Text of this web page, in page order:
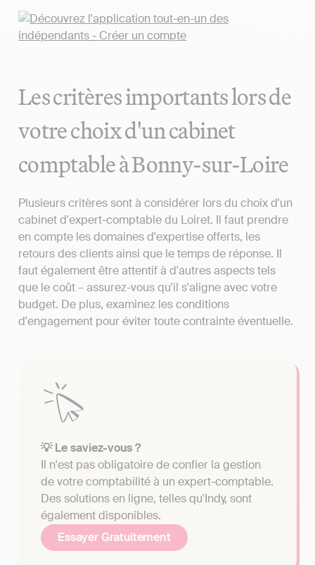
Les critères importants lors de
votre choix d'un cabinet
comptable à Bonny-sur-Loire
Plusieurs critères sont à considérer lors du choix d'un
cabinet d'expert-comptable du Loiret. Il faut prendre
en compte les domaines d'expertise offerts, les
retours des clients ainsi que le temps de réponse. Il
faut également être attentif à d'autres aspects tels
que le coût – assurez-vous qu'il s'aligne avec votre
budget. De plus, examinez les conditions
d'engagement pour éviter toute contrainte éventuelle.
💡 Le saviez-vous ?
Il n'est pas obligatoire de confier la gestion
de votre comptabilité à un expert-comptable.
Des solutions en ligne, telles qu'Indy, sont
également disponibles.
Essayer Gratuitement